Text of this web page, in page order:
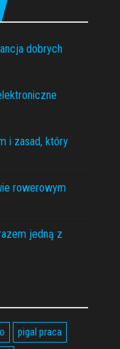
dobrych
i zasad, który
rowerowym
jedną z
pigal praca